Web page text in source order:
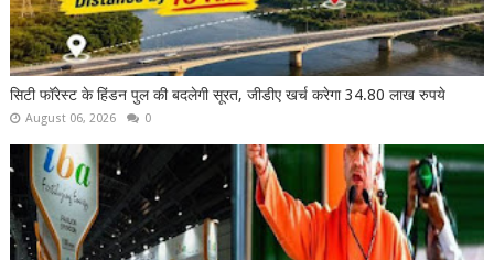
सिटी फॉरेस्ट के हिंडन पुल की बदलेगी सूरत, जीडीए खर्च करेगा 34.80 लाख रुपये
August 06, 2026 0